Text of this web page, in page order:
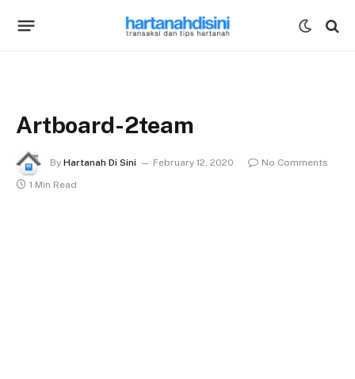
Artboard-2team
By Hartanah Di Sini February 12, 2020
No Comments
1 Min Read